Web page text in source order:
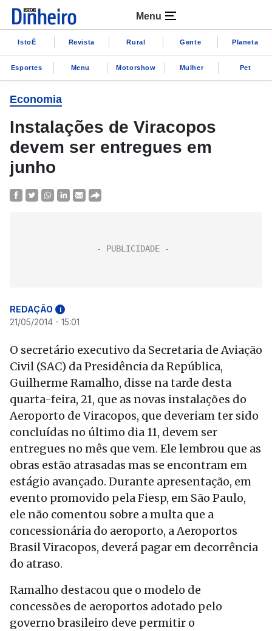
Menu
IstoÉ Revista Rural Gente Planeta
Esportes Menu Motorshow Mulher Pet
Economia
Instalações de Viracopos
devem ser entregues em
junho
REDAÇÃO i
21/05/2014 - 15:01
O secretário executivo da Secretaria de Aviação
Civil (SAC) da Presidência da República,
Guilherme Ramalho, disse na tarde desta
quarta-feira, 21, que as novas instalações do
Aeroporto de Viracopos, que deveriam ter sido
concluídas no último dia 11, devem ser
entregues no mês que vem. Ele lembrou que as
obras estão atrasadas mas se encontram em
estágio avançado. Durante apresentação, em
evento promovido pela Fiesp, em São Paulo,
ele não comentou sobre a multa que a
concessionária do aeroporto, a Aeroportos
Brasil Viracopos, deverá pagar em decorrência
do atraso.
Ramalho destacou que o modelo de
concessões de aeroportos adotado pelo
governo brasileiro deve permitir o